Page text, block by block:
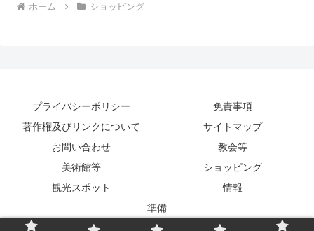
ホーム ショッピング
プライバシーポリシー
免責事項
著作権及びリンクについて
サイトマップ
お問い合わせ
教会等
美術館等
ショッピング
観光スポット
情報
準備